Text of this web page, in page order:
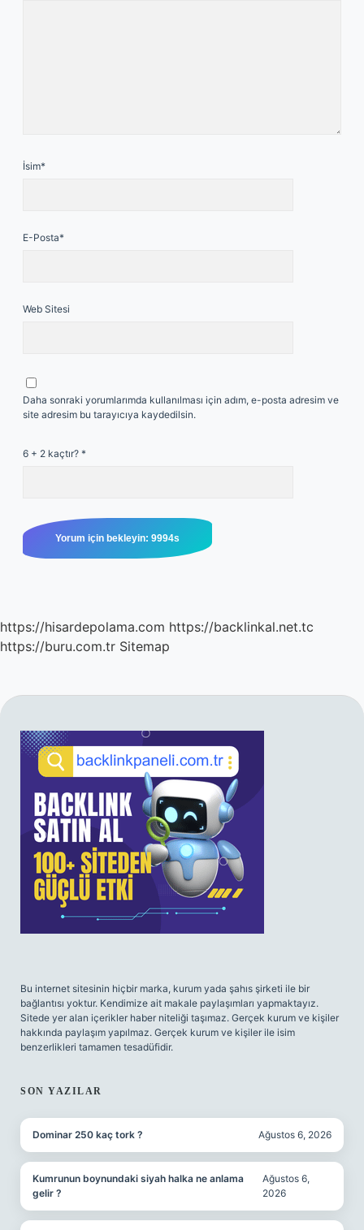
İsim*
E-Posta*
Web Sitesi
Daha sonraki yorumlarımda kullanılması için adım, e-posta adresim ve
site adresim bu tarayıcıya kaydedilsin.
6 + 2 kaçtır? *
https://hisardepolama.com https://backlinkal.net.tc
https://buru.com.tr Sitemap
SIDEBAR
Bu internet sitesinin hiçbir marka, kurum yada şahıs şirketi ile bir
bağlantısı yoktur. Kendimize ait makale paylaşımları yapmaktayız.
Sitede yer alan içerikler haber niteliği taşımaz. Gerçek kurum ve kişiler
hakkında paylaşım yapılmaz. Gerçek kurum ve kişiler ile isim
benzerlikleri tamamen tesadüfidir.
SON YAZILAR
Dominar 250 kaç tork ? Ağustos 6, 2026
Kumrunun boynundaki siyah halka ne anlama
gelir ?
Ağustos 6,
2026